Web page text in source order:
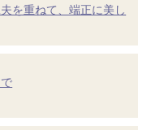
を重ねて、端正に美し